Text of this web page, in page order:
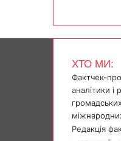
c
e
o
o
k
a
t
A
p
p
l
e
r
a
m
b
e
i
n
ХТО МИ:
Фактчек-
аналітики
Редакція